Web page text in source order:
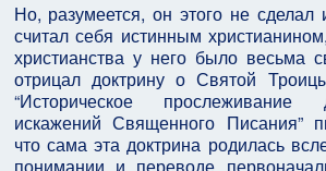
Но, разумеется, он этого не
считал себя истинным
христианства у него было весьма
отрицал доктрину о Святой
“Историческое
искажений Священного Писания”
что сама эта доктрина родилась